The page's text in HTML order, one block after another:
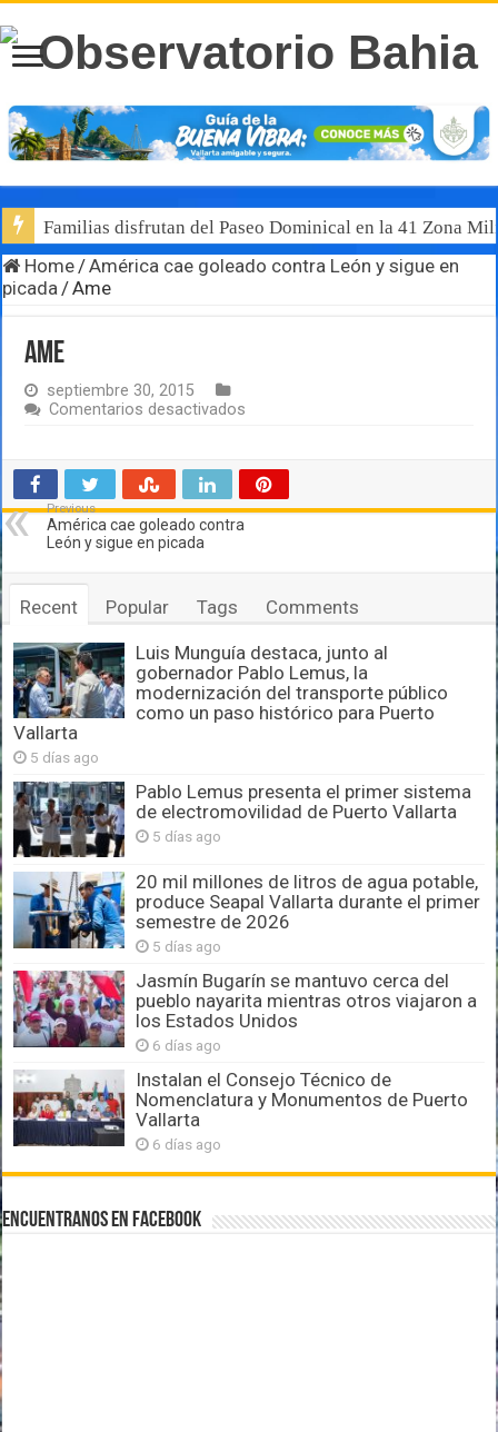
Familias disfrutan del Paseo Dominical en la 41 Zona
Home/América cae goleado contra León y sigue en
picada/Ame
Ame
septiembre 30, 2015
Comentarios desactivados
Previous
América cae goleado contra
León y sigue en picada
Recent Popular Tags Comments
Luis Munguía destaca, junto al
gobernador Pablo Lemus, la
modernización del transporte público
como un paso histórico para Puerto
Vallarta
5 días ago
Pablo Lemus presenta el primer sistema
de electromovilidad de Puerto Vallarta
5 días ago
20 mil millones de litros de agua potable,
produce Seapal Vallarta durante el primer
semestre de 2026
5 días ago
Jasmín Bugarín se mantuvo cerca del
pueblo nayarita mientras otros viajaron a
los Estados Unidos
6 días ago
Instalan el Consejo Técnico de
Nomenclatura y Monumentos de Puerto
Vallarta
6 días ago
Encuentranos en Facebook